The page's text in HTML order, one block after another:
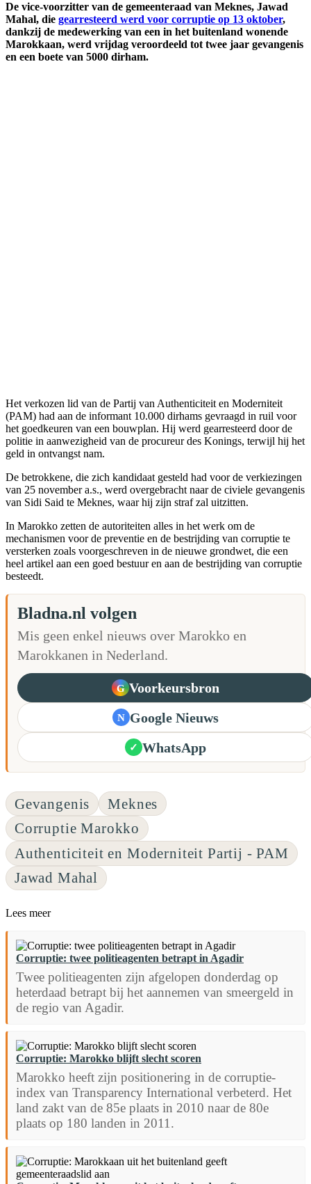
De vice-voorzitter van de gemeenteraad van Meknes, Jawad
Mahal, die gearresteerd werd voor corruptie op 13 oktober,
dankzij de medewerking van een in het buitenland wonende
Marokkaan, werd vrijdag veroordeeld tot twee jaar gevangenis
en een boete van 5000 dirham.
Het verkozen lid van de Partij van Authenticiteit en Moderniteit
(PAM) had aan de informant 10.000 dirhams gevraagd in ruil voor
het goedkeuren van een bouwplan. Hij werd gearresteerd door de
politie in aanwezigheid van de procureur des Konings, terwijl hij het
​​geld in ontvangst nam.
De betrokkene, die zich kandidaat gesteld had voor de verkiezingen
van 25 november a.s., werd overgebracht naar de civiele gevangenis
van Sidi Said te Meknes, waar hij zijn straf zal uitzitten.
In Marokko zetten de autoriteiten alles in het werk om de
mechanismen voor de preventie en de bestrijding van corruptie te
versterken zoals voorgeschreven in de nieuwe grondwet, die een
heel artikel aan een goed bestuur en aan de bestrijding van corruptie
besteedt.
Bladna.nl volgen
Mis geen enkel nieuws over Marokko en
Marokkanen in Nederland.
G Voorkeursbron
N Google Nieuws
✓ WhatsApp
Gevangenis
Meknes
Corruptie Marokko
Authenticiteit en Moderniteit Partij - PAM
Jawad Mahal
Lees meer
Corruptie: twee politieagenten betrapt in Agadir
Twee politieagenten zijn afgelopen donderdag op
heterdaad betrapt bij het aannemen van smeergeld in
de regio van Agadir.
Corruptie: Marokko blijft slecht scoren
Marokko heeft zijn positionering in de corruptie-
index van Transparency International verbeterd. Het
land zakt van de 85e plaats in 2010 naar de 80e
plaats op 180 landen in 2011.